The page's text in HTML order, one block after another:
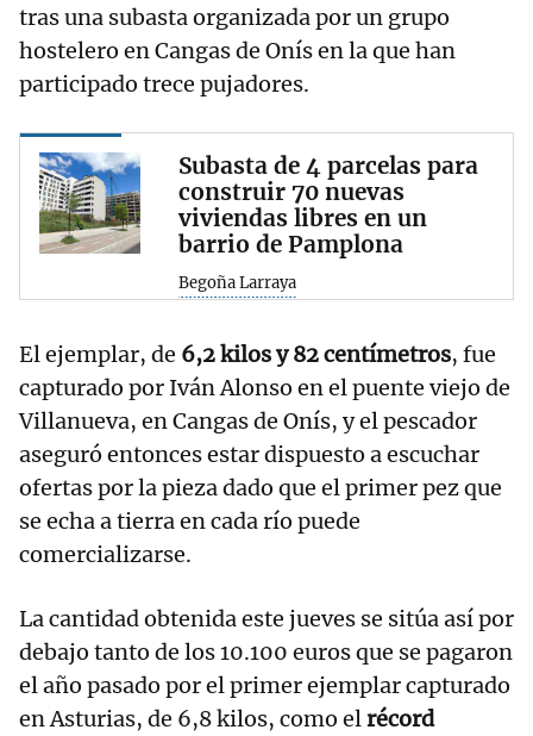
tras una subasta organizada por un grupo
hostelero en Cangas de Onís en la que han
participado trece pujadores.
Subasta de 4 parcelas para
construir 70 nuevas
viviendas libres en un
barrio de Pamplona
Begoña Larraya
El ejemplar, de 6,2 kilos y 82 centímetros, fue
capturado por Iván Alonso en el puente viejo de
Villanueva, en Cangas de Onís, y el pescador
aseguró entonces estar dispuesto a escuchar
ofertas por la pieza dado que el primer pez que
se echa a tierra en cada río puede
comercializarse.
La cantidad obtenida este jueves se sitúa así por
debajo tanto de los 10.100 euros que se pagaron
el año pasado por el primer ejemplar capturado
en Asturias, de 6,8 kilos, como elrécord